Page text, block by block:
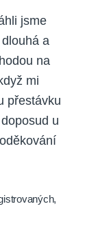
jsme
a
na
mi
přestávku
u
,